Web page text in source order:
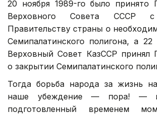
20 ноября 1989-го было принято
Верховного Совета СССР с
Правительству страны о
Семипалатинского полигона, а
Верховный Совет КазССР принял
о закрытии Семипалатинского
Тогда борьба народа за жизнь
наше убеждение — пора! — и
подготовленный временем